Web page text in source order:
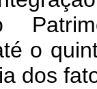
o
dos